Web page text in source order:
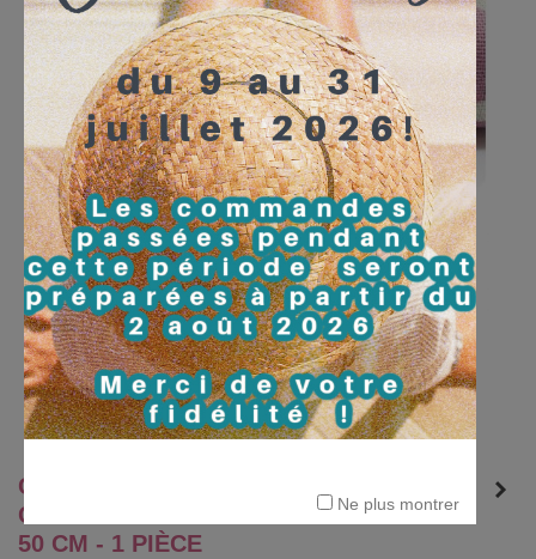
COUPON "PLUIE DE POIS" -
COTON/LIN - ROSE & NATURE - 45 X
50 CM - 1 PIÈCE
Ne plus montrer